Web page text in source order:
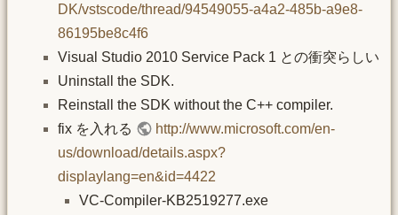
DK/vstscode/thread/94549055-a4a2-485b-a9e8-
86195be8c4f6
Visual Studio 2010 Service Pack 1 との衝突らしい
Uninstall the SDK.
Reinstall the SDK without the C++ compiler.
fix を入れる
http://www.microsoft.com/en-
us/download/details.aspx?
displaylang=en&id=4422
VC-Compiler-KB2519277.exe